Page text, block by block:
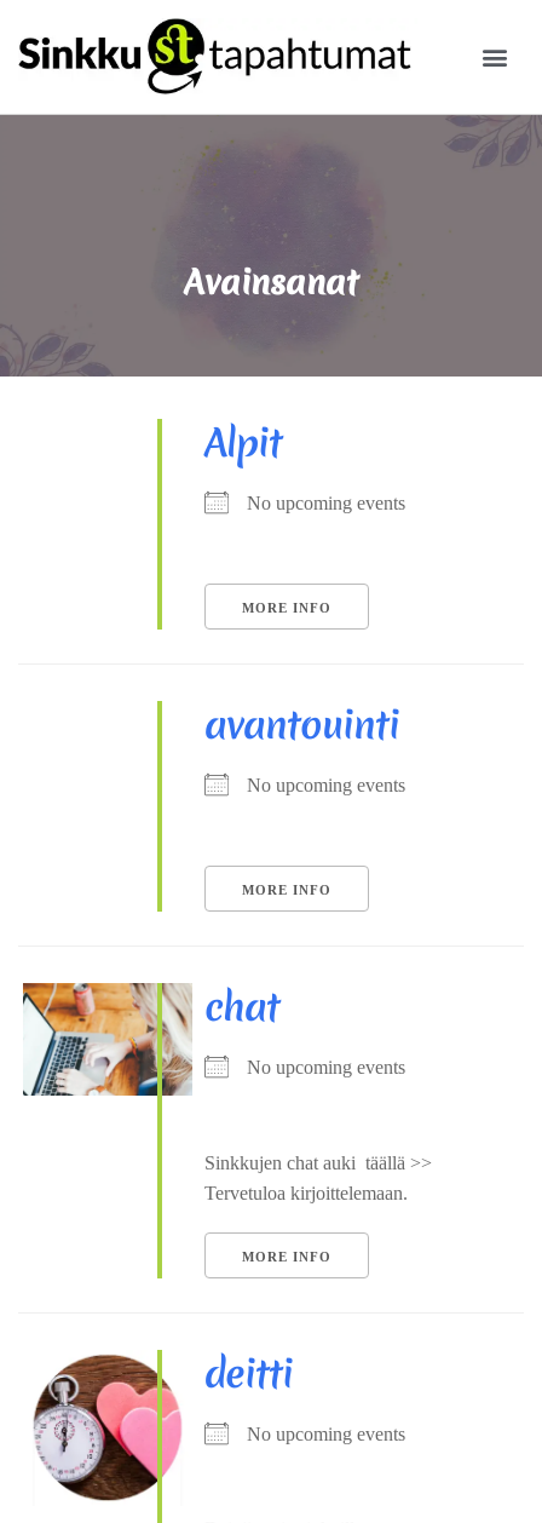
Avainsanat
Alpit
No upcoming events
MORE INFO
avantouinti
No upcoming events
MORE INFO
chat
No upcoming events
Sinkkujen chat auki täällä >>
Tervetuloa kirjoittelemaan.
MORE INFO
deitti
No upcoming events